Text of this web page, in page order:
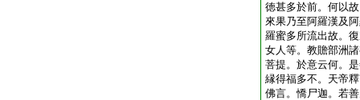
徳甚多於前。何以
來果乃至阿羅漢及
羅蜜多所流出故。
女人等。教贍部洲
菩提。於意云何。
縁得福多不。天帝
佛言。憍尸迦。若